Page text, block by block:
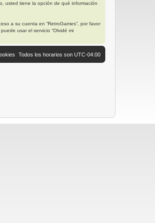
usted tiene la opción de qué información
a su cuenta en “RetroGames”, por favor
usar el servicio “Olvidé mi
Todos los horarios son UTC-04:00